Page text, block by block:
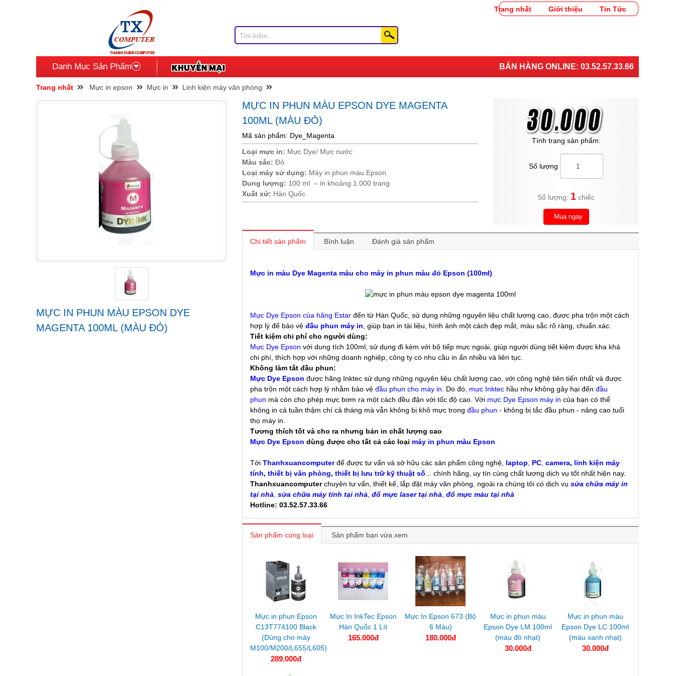
Trang nhất Giới thiệu Tin Tức
Danh Mục Sản Phẩm BÁN HÀNG ONLINE: 03.52.57.33.66
Trang nhất Mực in epson Mực in Linh kiện máy văn phòng
MỰC IN PHUN MÀU EPSON DYE
MAGENTA 100ML (MÀU ĐỎ)
MỰC IN PHUN MÀU EPSON DYE MAGENTA
100ML (MÀU ĐỎ)
Mã sản phẩm: Dye_Magenta
Loại mực in: Mực Dye/ Mực nước
Màu sắc: Đỏ
Loại máy sử dụng: Máy in phun màu Epson
Dung lượng: 100 ml – in khoảng 1.000 trang
Xuất xứ: Hàn Quốc
Tình trạng sản phẩm:
Số lượng
Số lượng: 1 chiếc
Mua ngay
Chi tiết sản phẩm Bình luận Đánh giá sản phẩm
Mực in màu Dye Magenta màu cho máy in phun màu đỏ Epson (100ml)
Mực Dye Epson của hãng Estar đến từ Hàn Quốc, sử dụng những nguyên liệu chất lượng cao, được pha trộn một cách
hợp lý để bảo vệ đầu phun máy in , giúp bạn in tài liệu, hình ảnh một cách đẹp mắt, màu sắc rõ ràng, chuẩn xác.
Tiết kiệm chi phí cho người dùng:
Mực Dye Epson với dung tích 100ml, sử dụng đi kèm với bộ tiếp mực ngoài, giúp người dùng tiết kiệm được kha khá
chi phí, thích hợp với những doanh nghiệp, công ty có nhu cầu in ấn nhiều và liên tục.
Không làm tắt đầu phun:
Mực Dye Epson được hãng Inktec sử dụng những nguyên liệu chất lượng cao, với công nghệ tiên tiến nhất và được
pha trộn một cách hợp lý nhằm bảo vệ đầu phun cho máy in . Do đó, mực Inktec hầu như không gây hại đến đầu
phun mà còn cho phép mực bơm ra một cách đều đặn với tốc độ cao. Với mực Dye Epson máy in của bạn có thể
không in cả tuần thậm chí cả tháng mà vẫn không bị khô mực trong đầu phun - không bị tắc đầu phun - nâng cao tuổi
thọ máy in.
Tương thích tốt và cho ra nhưng bản in chất lượng cao
Mực Dye Epson dùng được cho tất cả các loại máy in phun màu Epson
Tới Thanhxuancomputerđể được tư vấn và sở hữu các sản phẩm công nghệ, laptop PC camera, linh kiện máy
tính, thiết bị văn phòng, thiết bị lưu trữ kỹ thuật số ... chính hãng, uy tín cùng chất lượng dịch vụ tốt nhất hiện nay.
Thanhxuancomputerchuyên tư vấn, thiết kế, lắp đặt máy văn phòng, ngoài ra chúng tôi có dịch vụ sửa chữa máy in
tại nhà sửa chữa máy tính tại nhà đổ mực laser tại nhà đổ mực màu tại nhà
Hotline: 03.52.57.33.66
Sản phẩm cùng loại Sản phẩm bạn vừa xem
Mực in phun Epson
C13T774100 Black
(Dùng cho máy
M100/M200/L655/L605)
289.000đ
Mực In InkTec Epson
Hàn Quốc 1 Lít
165.000đ
Mực In Epson 673 (Bộ
6 Màu)
180.000đ
Mực in phun màu
Epson Dye LM 100ml
(màu đỏ nhạt)
30.000đ
Mực in phun màu
Epson Dye LC 100ml
(màu xanh nhạt)
30.000đ